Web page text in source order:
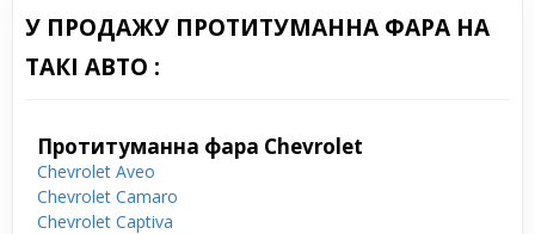
У ПРОДАЖУ ПРОТИТУМАННА ФАРА НА
ТАКІ АВТО :
Протитуманна фара Chevrolet
Chevrolet Aveo
Chevrolet Camaro
Chevrolet Captiva